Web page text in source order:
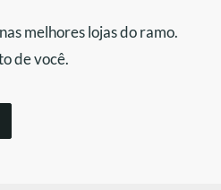
melhores lojas do ramo.
de você.